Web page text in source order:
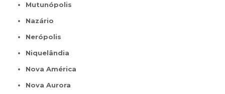
Mutunópolis
Nazário
Nerópolis
Niquelândia
Nova América
Nova Aurora